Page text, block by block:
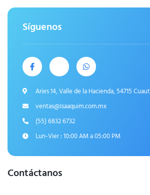
Síguenos
Aries 14, Valle de la Hacienda, 54715
ventas@Isaaquim.com.mx
(55) 6832 6732
Lun-Vier : 10:00 AM a 05:00 PM
Contáctanos